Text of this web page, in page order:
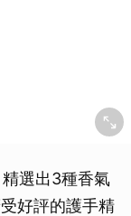
選出3種香氣
好評的護手精